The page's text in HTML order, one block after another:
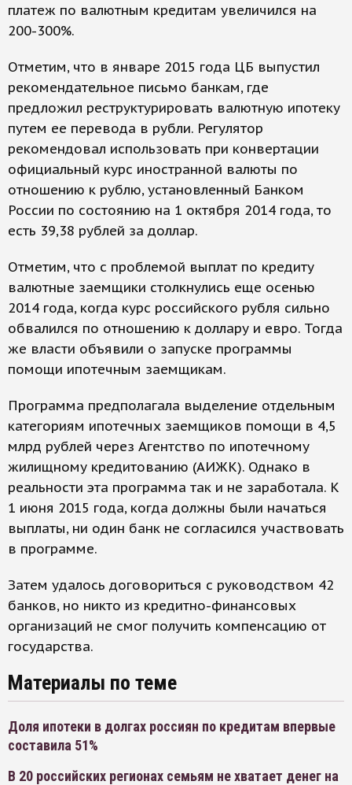
платеж по валютным кредитам увеличился на
200-300%.
Отметим, что в январе 2015 года ЦБ выпустил
рекомендательное письмо банкам, где
предложил реструктурировать валютную ипотеку
путем ее перевода в рубли. Регулятор
рекомендовал использовать при конвертации
официальный курс иностранной валюты по
отношению к рублю, установленный Банком
России по состоянию на 1 октября 2014 года, то
есть 39,38 рублей за доллар.
Отметим, что с проблемой выплат по кредиту
валютные заемщики столкнулись еще осенью
2014 года, когда курс российского рубля сильно
обвалился по отношению к доллару и евро. Тогда
же власти объявили о запуске программы
помощи ипотечным заемщикам.
Программа предполагала выделение отдельным
категориям ипотечных заемщиков помощи в 4,5
млрд рублей через Агентство по ипотечному
жилищному кредитованию (АИЖК). Однако в
реальности эта программа так и не заработала. К
1 июня 2015 года, когда должны были начаться
выплаты, ни один банк не согласился участвовать
в программе.
Затем удалось договориться с руководством 42
банков, но никто из кредитно-финансовых
организаций не смог получить компенсацию от
государства.
Материалы по теме
Доля ипотеки в долгах россиян по кредитам впервые
составила 51%
В 20 российских регионах семьям не хватает денег на